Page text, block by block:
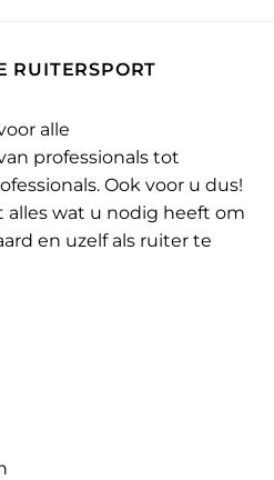
RUITERSPORT
alle
professionals tot
Ook voor u dus!
alles wat u nodig heeft om
en uzelf als ruiter te